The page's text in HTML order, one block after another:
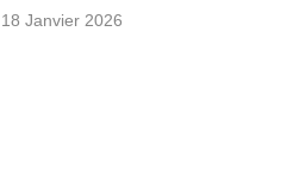
18 Janvier 2026